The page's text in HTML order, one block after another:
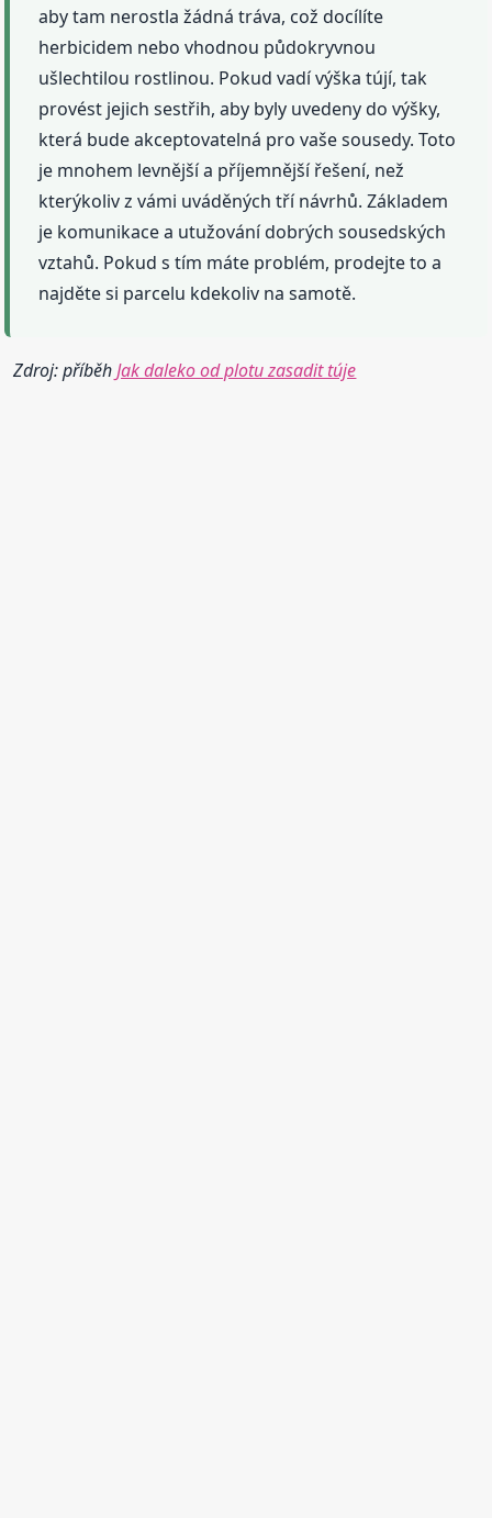
aby tam nerostla žádná tráva, což docílíte
herbicidem nebo vhodnou půdokryvnou
ušlechtilou rostlinou. Pokud vadí výška tújí, tak
provést jejich sestřih, aby byly uvedeny do výšky,
která bude akceptovatelná pro vaše sousedy. Toto
je mnohem levnější a příjemnější řešení, než
kterýkoliv z vámi uváděných tří návrhů. Základem
je komunikace a utužování dobrých sousedských
vztahů. Pokud s tím máte problém, prodejte to a
najděte si parcelu kdekoliv na samotě.
Zdroj: příběhJak daleko od plotu zasadit túje